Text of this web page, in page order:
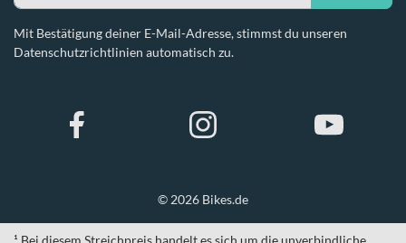
Mit Bestätigung deiner E-Mail-Adresse, stimmst du unseren
Datenschutzrichtlinien automatisch zu.
© 2026 Bikes.de
¹ Bei diesem Streichpreis handelt es sich um die unverbindliche